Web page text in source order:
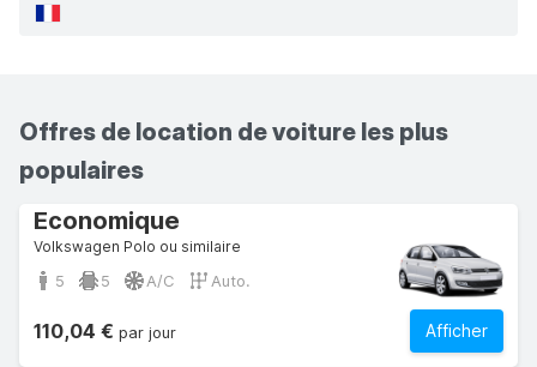
Offres de location de voiture les plus
populaires
Economique
Volkswagen Polo ou similaire
5 5 A/C Auto.
Afficher
110,04 € par jour